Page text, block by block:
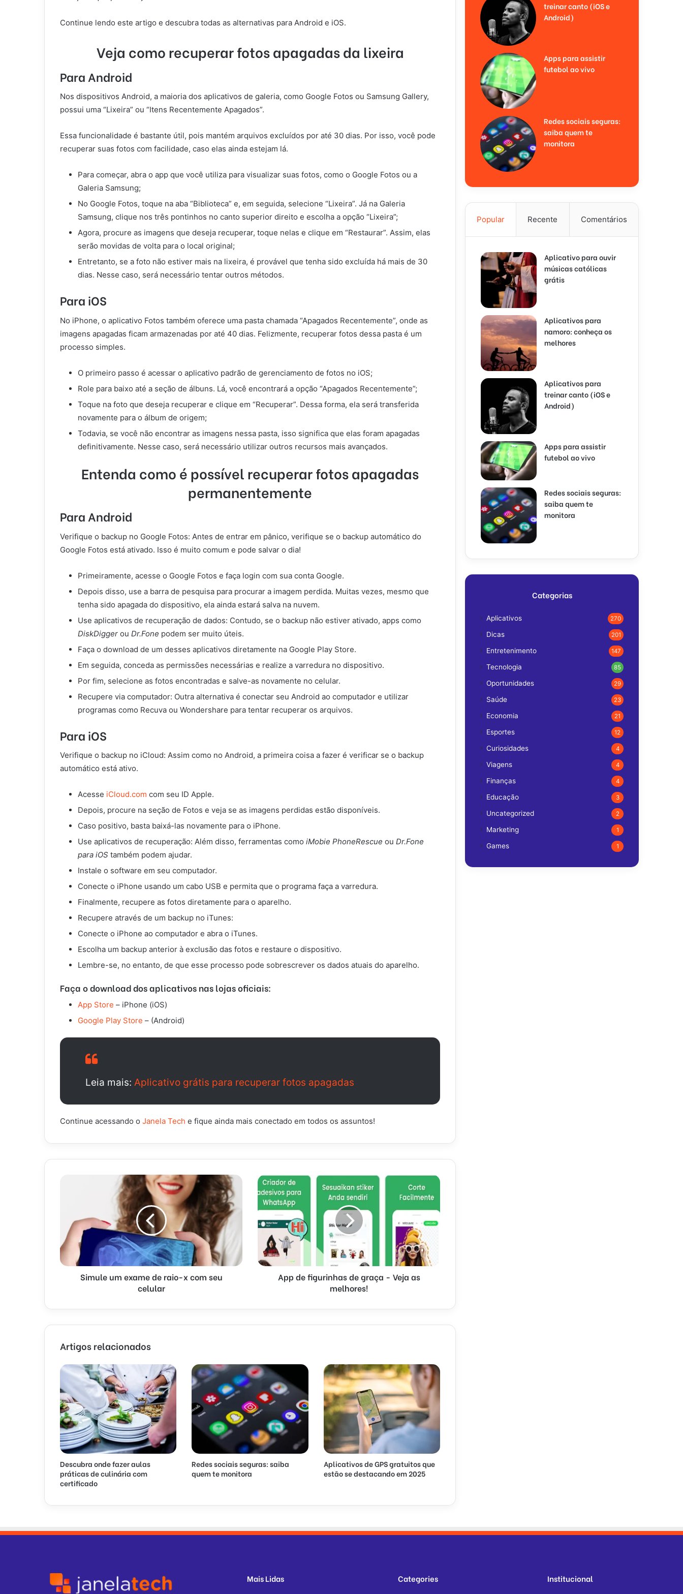
Continue lendo este artigo e descubra todas as alternativas para Android e iOS.
Veja como recuperar fotos apagadas da lixeira
Para Android
Nos dispositivos Android, a maioria dos aplicativos de galeria, como Google Fotos ou Samsung Gallery,
possui uma “Lixeira” ou “Itens Recentemente Apagados”.
Essa funcionalidade é bastante útil, pois mantém arquivos excluídos por até 30 dias. Por isso, você pode
recuperar suas fotos com facilidade, caso elas ainda estejam lá.
Para começar, abra o app que você utiliza para visualizar suas fotos, como o Google Fotos ou a
Galeria Samsung;
No Google Fotos, toque na aba “Biblioteca” e, em seguida, selecione “Lixeira”. Já na Galeria
Samsung, clique nos três pontinhos no canto superior direito e escolha a opção “Lixeira”;
Agora, procure as imagens que deseja recuperar, toque nelas e clique em “Restaurar”. Assim, elas
serão movidas de volta para o local original;
Entretanto, se a foto não estiver mais na lixeira, é provável que tenha sido excluída há mais de 30
dias. Nesse caso, será necessário tentar outros métodos.
Para iOS
No iPhone, o aplicativo Fotos também oferece uma pasta chamada “Apagados Recentemente”, onde as
imagens apagadas ficam armazenadas por até 40 dias. Felizmente, recuperar fotos dessa pasta é um
processo simples.
O primeiro passo é acessar o aplicativo padrão de gerenciamento de fotos no iOS;
Role para baixo até a seção de álbuns. Lá, você encontrará a opção “Apagados Recentemente”;
Toque na foto que deseja recuperar e clique em “Recuperar”. Dessa forma, ela será transferida
novamente para o álbum de origem;
Todavia, se você não encontrar as imagens nessa pasta, isso significa que elas foram apagadas
definitivamente. Nesse caso, será necessário utilizar outros recursos mais avançados.
Entenda como é possível recuperar fotos apagadas
permanentemente
Para Android
Verifique o backup no Google Fotos: Antes de entrar em pânico, verifique se o backup automático do
Google Fotos está ativado. Isso é muito comum e pode salvar o dia!
Primeiramente, acesse o Google Fotos e faça login com sua conta Google.
Depois disso, use a barra de pesquisa para procurar a imagem perdida. Muitas vezes, mesmo que
tenha sido apagada do dispositivo, ela ainda estará salva na nuvem.
Use aplicativos de recuperação de dados: Contudo, se o backup não estiver ativado, apps como
DiskDigger ou Dr.Fone podem ser muito úteis.
Faça o download de um desses aplicativos diretamente na Google Play Store.
Em seguida, conceda as permissões necessárias e realize a varredura no dispositivo.
Por fim, selecione as fotos encontradas e salve-as novamente no celular.
Recupere via computador: Outra alternativa é conectar seu Android ao computador e utilizar
programas como Recuva ou Wondershare para tentar recuperar os arquivos.
Para iOS
Verifique o backup no iCloud: Assim como no Android, a primeira coisa a fazer é verificar se o backup
automático está ativo.
Acesse iCloud.com com seu ID Apple.
Depois, procure na seção de Fotos e veja se as imagens perdidas estão disponíveis.
Caso positivo, basta baixá-las novamente para o iPhone.
Use aplicativos de recuperação: Além disso, ferramentas como iMobie PhoneRescue ou Dr.Fone
para iOS também podem ajudar.
Instale o software em seu computador.
Conecte o iPhone usando um cabo USB e permita que o programa faça a varredura.
Finalmente, recupere as fotos diretamente para o aparelho.
Recupere através de um backup no iTunes:
Conecte o iPhone ao computador e abra o iTunes.
Escolha um backup anterior à exclusão das fotos e restaure o dispositivo.
Lembre-se, no entanto, de que esse processo pode sobrescrever os dados atuais do aparelho.
Faça o download dos aplicativos nas lojas oficiais:
App Store – iPhone (iOS)
Google Play Store – (Android)
Leia mais: Aplicativo grátis para recuperar fotos apagadas
Continue acessando o Janela Tech e fique ainda mais conectado em todos os assuntos!
Simule um exame de raio-x com seu
celular
App de figurinhas de graça - Veja as
melhores!
Artigos relacionados
Descubra onde fazer aulas
práticas de culinária com
certificado
Redes sociais seguras: saiba
quem te monitora
Aplicativos de GPS gratuitos que
estão se destacando em 2025
treinar canto (iOS e
Android)
Apps para assistir
futebol ao vivo
Redes sociais seguras:
saiba quem te
monitora
Popular Recente Comentários
Aplicativo para ouvir
músicas católicas
grátis
Aplicativos para
namoro: conheça os
melhores
Aplicativos para
treinar canto (iOS e
Android)
Apps para assistir
futebol ao vivo
Redes sociais seguras:
saiba quem te
monitora
Categorias
Aplicativos 270
Dicas 201
Entretenimento 147
Tecnologia 85
Oportunidades 29
Saúde 23
Economia 21
Esportes 12
Curiosidades 4
Viagens 4
Finanças 4
Educação 3
Uncategorized 2
Marketing 1
Games 1
Mais Lidas Categories Institucional